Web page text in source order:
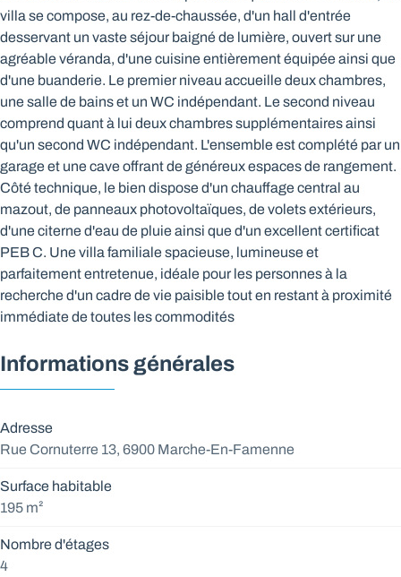
villa se compose, au rez-de-chaussée, d'un hall d'entrée
desservant un vaste séjour baigné de lumière, ouvert sur une
agréable véranda, d'une cuisine entièrement équipée ainsi que
d'une buanderie. Le premier niveau accueille deux chambres,
une salle de bains et un WC indépendant. Le second niveau
comprend quant à lui deux chambres supplémentaires ainsi
qu'un second WC indépendant. L'ensemble est complété par un
garage et une cave offrant de généreux espaces de rangement.
Côté technique, le bien dispose d'un chauffage central au
mazout, de panneaux photovoltaïques, de volets extérieurs,
d'une citerne d'eau de pluie ainsi que d'un excellent certificat
PEB C. Une villa familiale spacieuse, lumineuse et
parfaitement entretenue, idéale pour les personnes à la
recherche d'un cadre de vie paisible tout en restant à proximité
immédiate de toutes les commodités
Informations générales
Adresse
Rue Cornuterre 13, 6900 Marche-En-Famenne
Surface habitable
195 m²
Nombre d'étages
4